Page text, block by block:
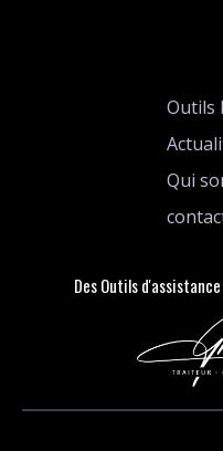
Outils
Qui
Des Outils